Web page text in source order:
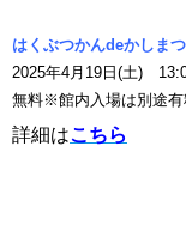
はくぶつかんdeかしま
2025年4月19日(土)
無料※館内入場は別途有
詳細はこちら